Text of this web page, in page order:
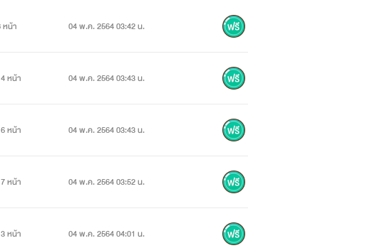
รอบคอบทำงานไม่เคยพลาด
อบให้คนมาตามใจและเอาใจไม่ชอบคนขัดคำสั่ง
หน้า 04 พ.ค. 2564 03:42 น.
หน้า 04 พ.ค. 2564 03:43 น.
หน้า 04 พ.ค. 2564 03:43 น.
หน้า 04 พ.ค. 2564 03:52 น.
หน้า 04 พ.ค. 2564 04:01 น.